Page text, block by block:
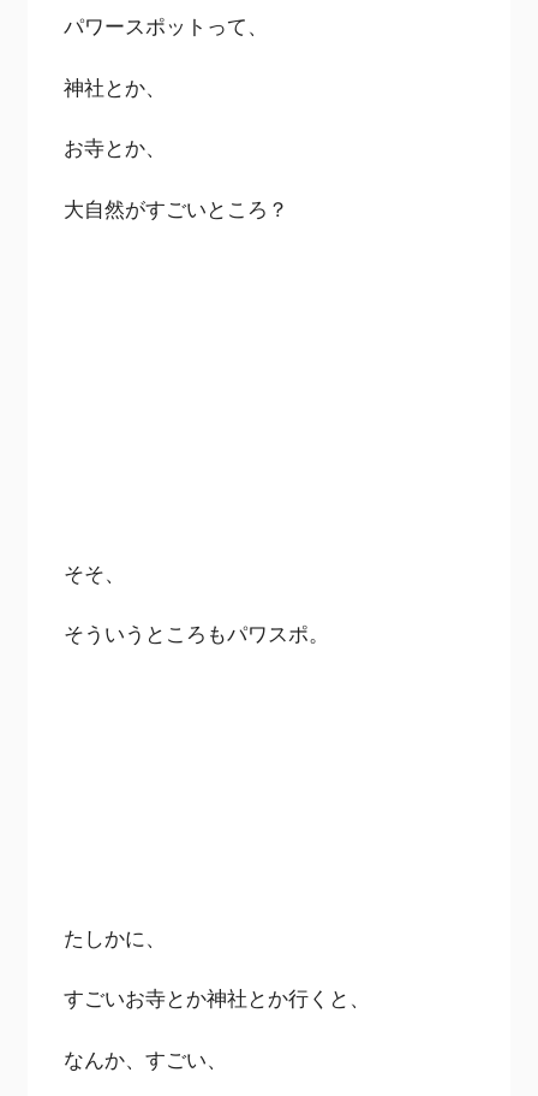
パワースポットって、
神社とか、
お寺とか、
大自然がすごいところ？
そそ、
そういうところもパワスポ。
たしかに、
すごいお寺とか神社とか行くと、
なんか、すごい、